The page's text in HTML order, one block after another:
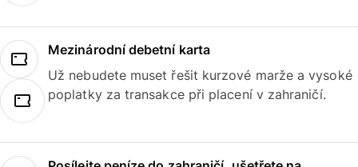
Mezinárodní debetní karta
Už nebudete muset řešit kurzové marže a vysoké
poplatky za transakce při placení v zahraničí.